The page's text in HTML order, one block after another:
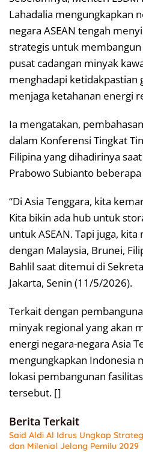
Lahadalia mengungkapkan
negara ASEAN tengah
strategis untuk
pusat cadangan minyak
menghadapi ketidakpastian
menjaga ketahanan energi
Ia mengatakan,
dalam Konferensi Tingkat
Filipina yang dihadirinya
Prabowo Subianto
“Di Asia Tenggara, kita
Kita bikin ada hub untuk
untuk ASEAN. Tapi juga,
dengan Malaysia, Brunei,
Bahlil saat ditemui di
Jakarta, Senin (11/5/2026).
Terkait dengan
minyak regional yang akan
energi negara-negara Asia
mengungkapkan Indonesia
lokasi pembangunan
tersebut. []
Berita Terkait
Said Aldi Al Idrus Ungkap
dan Milenial Jelang Pemilu 2029